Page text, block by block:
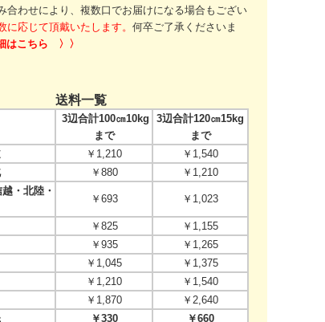
合わせにより、 複数口でお届けになる場合もござい
に応じて頂戴いたします。 何卒ご了承くださいま
はこちら 〉〉
送料一覧
3辺合計100㎝10kg
まで
3辺合計120㎝15kg
まで
￥1,210
￥1,540
￥880
￥1,210
・北陸・
￥693 ￥1,023
￥825
￥1,155
￥935
￥1,265
￥1,045
￥1,375
￥1,210
￥1,540
￥1,870 ￥2,640
￥330 ￥660